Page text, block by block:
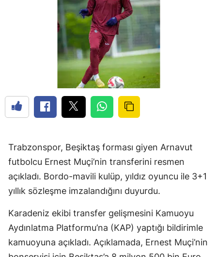
Trabzonspor, Beşiktaş forması giyen Arnavut
futbolcu Ernest Muçi’nin transferini resmen
açıkladı. Bordo-mavili kulüp, yıldız oyuncu ile 3+1
yıllık sözleşme imzalandığını duyurdu.
Karadeniz ekibi transfer gelişmesini Kamuoyu
Aydınlatma Platformu’na (KAP) yaptığı bildirimle
kamuoyuna açıkladı. Açıklamada, Ernest Muçi’nin